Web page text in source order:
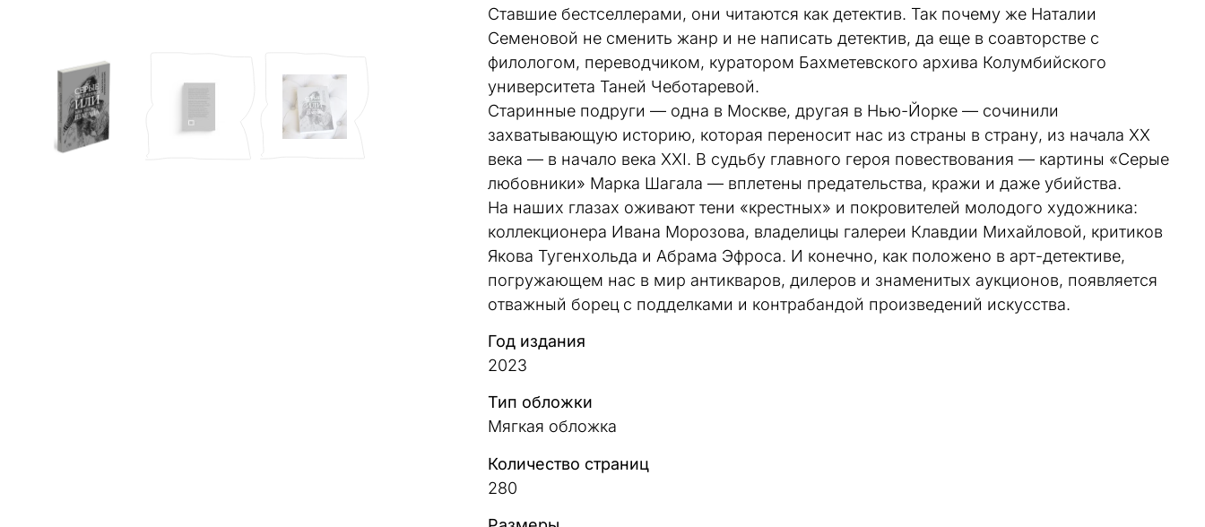
Ставшие бестселлерами, они читаются как детектив. Так почему же Наталии
Семеновой не сменить жанр и не написать детектив, да еще в соавторстве c
филологом, переводчиком, куратором Бахметевского архива Колумбийского
университета Таней Чеботаревой.
Старинные подруги — одна в Москве, другая в Нью-Йорке — сочинили
захватывающую историю, которая переносит нас из страны в страну, из начала ХХ
века — в начало века XXI. В судьбу главного героя повествования — картины «Серые
любовники» Марка Шагала — вплетены предательства, кражи и даже убийства.
На наших глазах оживают тени «крестных» и покровителей молодого художника:
коллекционера Ивана Морозова, владелицы галереи Клавдии Михайловой, критиков
Якова Тугенхольда и Абрама Эфроса. И конечно, как положено в арт-детективе,
погружающем нас в мир антикваров, дилеров и знаменитых аукционов, появляется
отважный борец с подделками и контрабандой произведений искусства.
Год издания
2023
Тип обложки
Мягкая обложка
Количество страниц
280